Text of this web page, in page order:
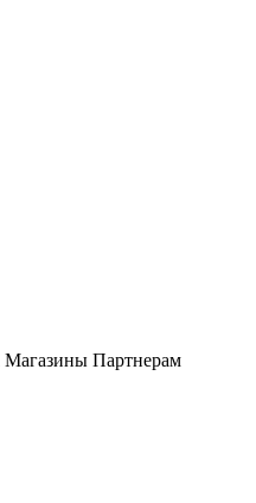
Магазины Партнерам